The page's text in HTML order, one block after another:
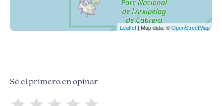
Leaflet | Map data: ©OpenStreetMap
Sé el primero en opinar